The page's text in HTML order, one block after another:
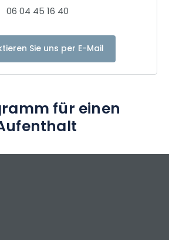
06 04 45 16 40
Sie uns per E-Mail
für einen